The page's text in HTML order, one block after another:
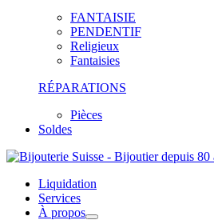
FANTAISIE
PENDENTIF
Religieux
Fantaisies
RÉPARATIONS
Pièces
Soldes
Liquidation
Services
À propos